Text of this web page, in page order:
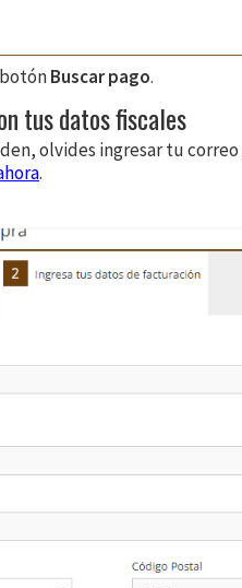
Buscar pago.
tus datos fiscales
olvides ingresar tu correo
.